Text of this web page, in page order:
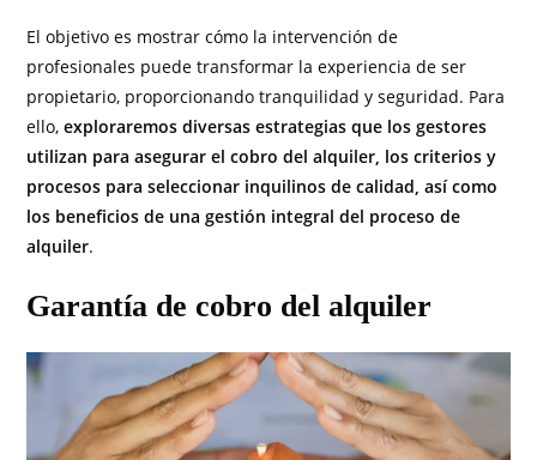
El objetivo es mostrar cómo la intervención de
profesionales puede transformar la experiencia de ser
propietario, proporcionando tranquilidad y seguridad. Para
ello,exploraremos diversas estrategias que los gestores
utilizan para asegurar el cobro del alquiler, los criterios y
procesos para seleccionar inquilinos de calidad, así como
los beneficios de una gestión integral del proceso de
alquiler.
Garantía de cobro del alquiler